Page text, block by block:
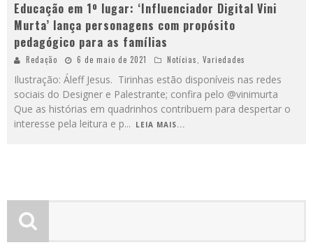
Educação em 1º lugar: ‘Influenciador Digital Vini
Murta’ lança personagens com propósito
pedagógico para as famílias
Redação 6 de maio de 2021 Notícias, Variedades
Ilustração: Áleff Jesus. Tirinhas estão disponíveis nas redes
sociais do Designer e Palestrante; confira pelo @vinimurta
Que as histórias em quadrinhos contribuem para despertar o
interesse pela leitura e p... LEIA MAIS...